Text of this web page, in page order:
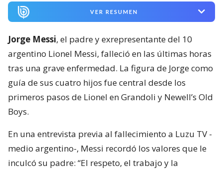
VER RESUMEN
Jorge Messi, el padre y exrepresentante del 10
argentino Lionel Messi, falleció en las últimas horas
tras una grave enfermedad. La figura de Jorge como
guía de sus cuatro hijos fue central desde los
primeros pasos de Lionel en Grandoli y Newell’s Old
Boys.
En una entrevista previa al fallecimiento a Luzu TV -
medio argentino-, Messi recordó los valores que le
inculcó su padre: “El respeto, el trabajo y la